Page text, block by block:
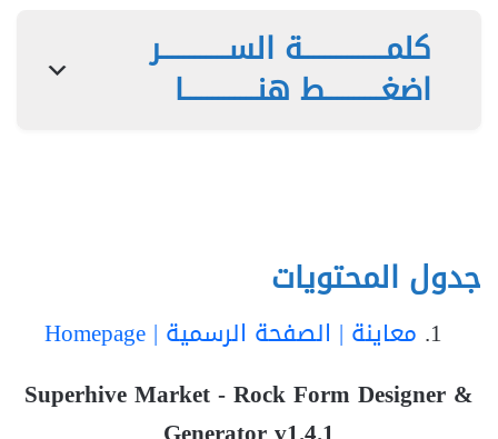
كلمـــــــــــــــة الســــــــــــر
اضغــــــــــط هنـــــــــــــا
جدول المحتويات
معاينة | الصفحة الرسمية | Homepage
Superhive Market - Rock Form Designer &